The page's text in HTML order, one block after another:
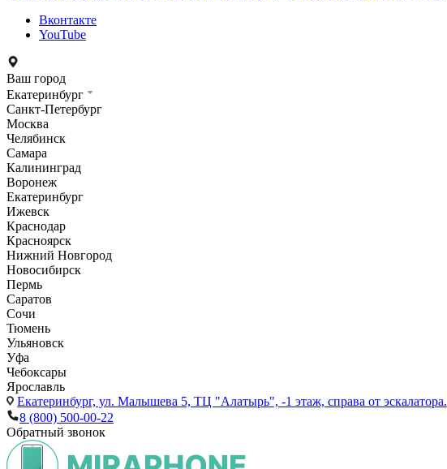
Вконтакте
YouTube
Ваш город
Екатеринбург
Санкт-Петербург
Москва
Челябинск
Самара
Калининград
Воронеж
Екатеринбург
Ижевск
Краснодар
Красноярск
Нижний Новгород
Новосибирск
Пермь
Саратов
Сочи
Тюмень
Ульяновск
Уфа
Чебоксары
Ярославль
Екатеринбург, ул. Малышева 5, ТЦ "Алатырь", -1 этаж, справа от эскалатора.
8 (800) 500-00-22
Обратный звонок